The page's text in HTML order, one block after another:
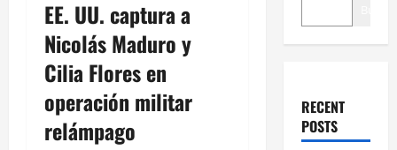
EE. UU. captura a
Nicolás Maduro y
Cilia Flores en
operación militar
relámpago
RECENT
POSTS